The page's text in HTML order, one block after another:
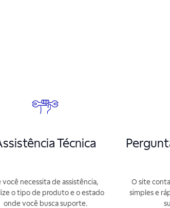
Técnica
você necessita de assistência,
o tipo de produto e o estado
onde você busca suporte.
O site
simples e